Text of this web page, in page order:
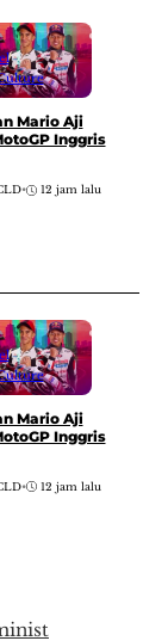
Mario Aji
Inggris
• 12 jam lalu
Mario Aji
Inggris
• 12 jam lalu